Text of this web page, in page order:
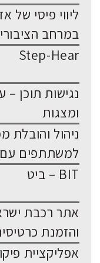
ליווי פיסי של
במרחב
Step-Hear
נגישות תוכן
ומצגות
למשתתפים
BIT – ביט
אתר רכבת
והזמנת
אפליקציית